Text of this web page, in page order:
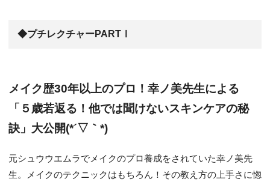
◆プチレクチャーPARTⅠ
メイク歴30年以上のプロ！幸ノ美先生による
「５歳若返る！他では聞けないスキンケアの秘
訣」大公開(*´▽｀*)
元シュウウエムラでメイクのプロ養成をされていた幸ノ美先
生。メイクのテクニックはもちろん！その教え方の上手さに惚